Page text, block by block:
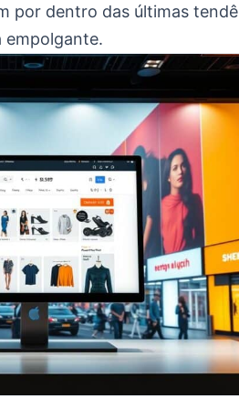
por dentro das últimas
empolgante.